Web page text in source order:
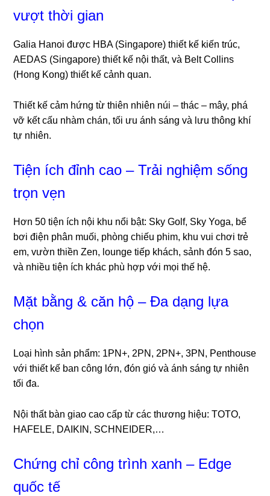
vượt thời gian
Galia Hanoi được HBA (Singapore) thiết kế kiến trúc,
AEDAS (Singapore) thiết kế nội thất, và Belt Collins
(Hong Kong) thiết kế cảnh quan.
Thiết kế cảm hứng từ thiên nhiên núi – thác – mây, phá
vỡ kết cấu nhàm chán, tối ưu ánh sáng và lưu thông khí
tự nhiên.
Tiện ích đỉnh cao – Trải nghiệm sống
trọn vẹn
Hơn 50 tiện ích nội khu nổi bật: Sky Golf, Sky Yoga, bể
bơi điện phân muối, phòng chiếu phim, khu vui chơi trẻ
em, vườn thiền Zen, lounge tiếp khách, sảnh đón 5 sao,
và nhiều tiện ích khác phù hợp với mọi thế hệ.
Mặt bằng & căn hộ – Đa dạng lựa
chọn
Loại hình sản phẩm: 1PN+, 2PN, 2PN+, 3PN, Penthouse
với thiết kế ban công lớn, đón gió và ánh sáng tự nhiên
tối đa.
Nội thất bàn giao cao cấp từ các thương hiệu: TOTO,
HAFELE, DAIKIN, SCHNEIDER,…
Chứng chỉ công trình xanh – Edge
quốc tế